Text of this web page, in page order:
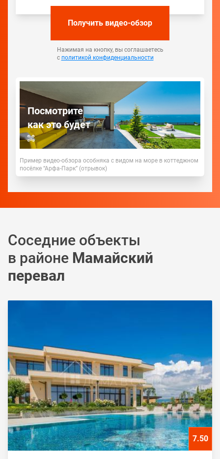
Получить видео-обзор
Нажимая на кнопку, вы соглашаетесь
с политикой конфиденциальности
Посмотрите
как это будет
Пример видео-обзора особняка с видом на море в коттеджном
посёлке “Арфа-Парк” (отрывок)
Соседние объекты
в районе Мамайский
перевал
7.50